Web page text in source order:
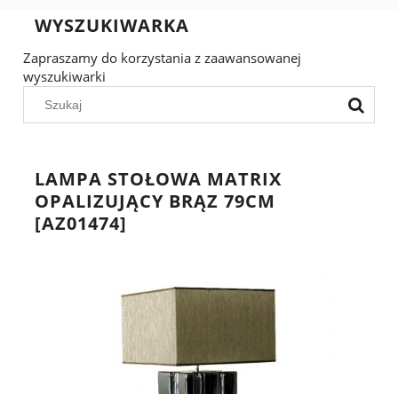
WYSZUKIWARKA
Zapraszamy do korzystania z zaawansowanej
wyszukiwarki
LAMPA STOŁOWA MATRIX
OPALIZUJĄCY BRĄZ 79CM
[AZ01474]